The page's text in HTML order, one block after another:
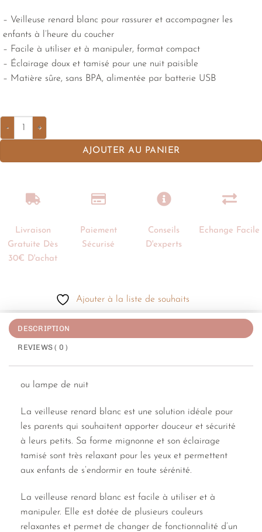
– Veilleuse renard blanc pour rassurer et accompagner les
enfants à l’heure du coucher
– Facile à utiliser et à manipuler, format compact
– Éclairage doux et tamisé pour une nuit paisible
– Matière sûre, sans BPA, alimentée par batterie USB
AJOUTER AU PANIER
Livraison
Gratuite Dès
30€ D'achat
Paiement
Sécurisé
Conseils
D'experts
Echange Facile
Ajouter à la liste de souhaits
DESCRIPTION
REVIEWS ( 0 )
ou lampe de nuit
La veilleuse renard blanc est une solution idéale pour
les parents qui souhaitent apporter douceur et sécurité
à leurs petits. Sa forme mignonne et son éclairage
tamisé sont très relaxant pour les yeux et permettent
aux enfants de s’endormir en toute sérénité.
La veilleuse renard blanc est facile à utiliser et à
manipuler. Elle est dotée de plusieurs couleurs
relaxantes et permet de changer de fonctionnalité d’un